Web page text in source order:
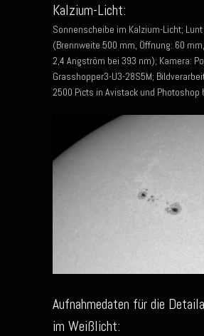
Kalzium-Licht:
Sonnenscheibe im Kalzium-Licht;
(Brennweite 500 mm, Öffnung: 60
2,4 Angström bei 393 nm); Kamera:
Grasshopper3-U3-28S5M;
2500 Picts in Avistack und Photoshop
Aufnahmedaten für die
im Weißlicht: